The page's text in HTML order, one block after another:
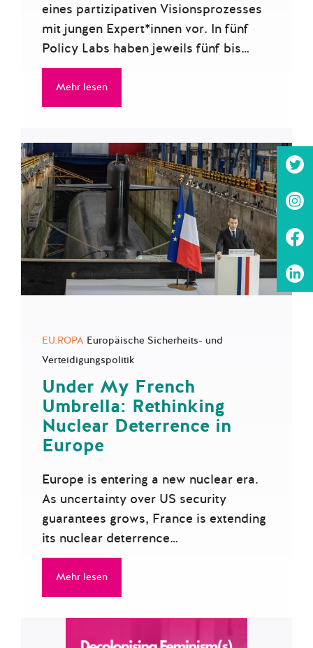
eines partizipativen Visionsprozesses
mit jungen Expert*innen vor. In fünf
Policy Labs haben jeweils fünf bis…
Mehr lesen
EU.ROPA Europäische Sicherheits- und
Verteidigungspolitik
Under My French
Umbrella: Rethinking
Nuclear Deterrence in
Europe
Europe is entering a new nuclear era.
As uncertainty over US security
guarantees grows, France is extending
its nuclear deterrence…
Mehr lesen